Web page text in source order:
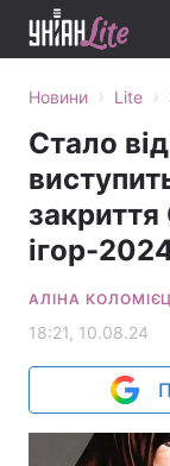
Новини › Lite ›
Стало
закриття
ігор-
АЛІНА
18:21, 10.08.24